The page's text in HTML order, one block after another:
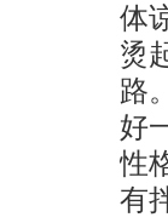
体
烫
路
好
性
有